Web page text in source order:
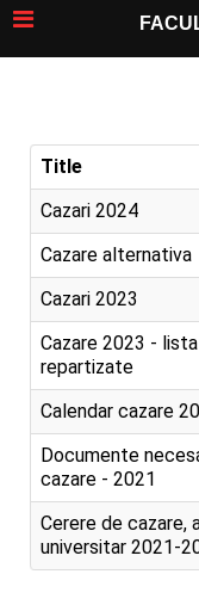
Title
Cazari 2024
Cazare alternativa
Cazari 2023
Cazare 2023 -
repartizate
Calendar cazare
Documente
cazare - 2021
Cerere de cazare,
universitar 2021-